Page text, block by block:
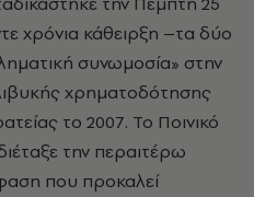
χρόνια κάθειρξη –τα δύο
συνωμοσία» στην
χρηματοδότησης
το 2007. Το Ποινικό
την περαιτέρω
που προκαλεί